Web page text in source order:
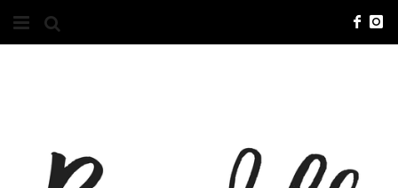
O NAS